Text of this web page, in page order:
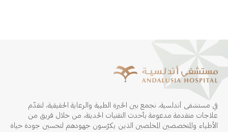
في مستشفى أندلسية، نجمع بين الخبرة الطبية والرعاية الحقيقية، لنقدّم
علاجات متقدمة مدعومة بأحدث التقنيات الحديثة، من خلال فريق من
الأطباء والمتخصصين المخلصين الذين يكرّسون جهودهم لتحسين جودة حياة